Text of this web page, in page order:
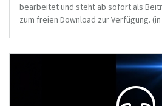
bearbeitet und steht ab sofort als
zum freien Download zur Verfügung. (in